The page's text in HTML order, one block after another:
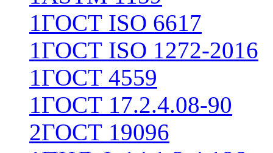
1ГОСТ ISO 6617
1ГОСТ ISO 1272-2016
1ГОСТ 4559
1ГОСТ 17.2.4.08-90
2ГОСТ 19096